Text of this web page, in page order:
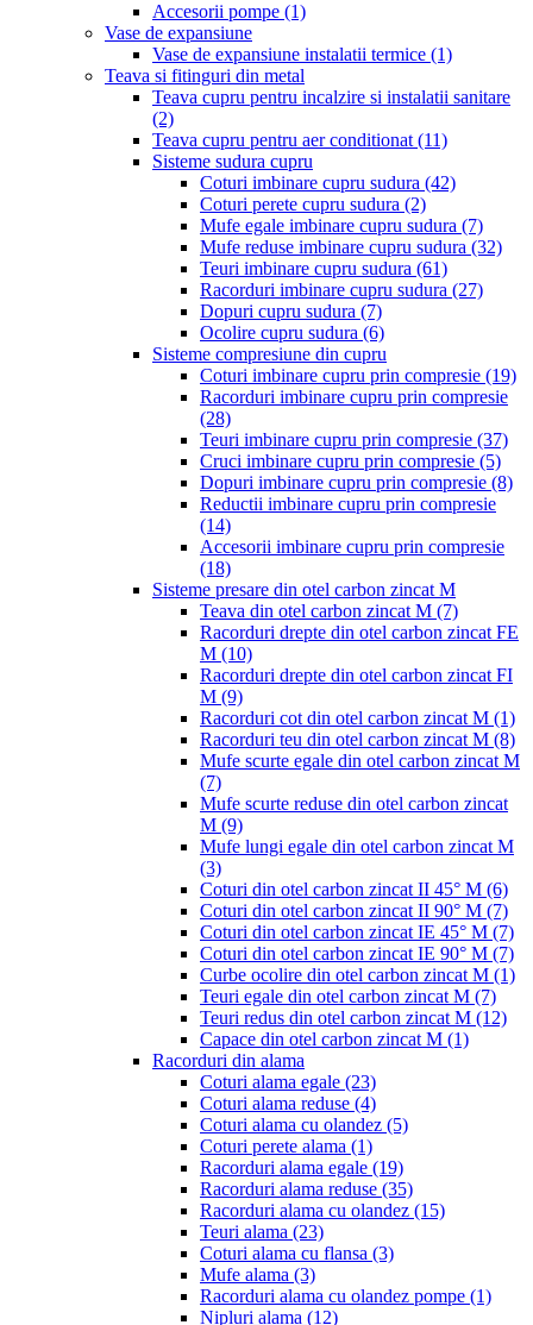
Accesorii pompe (1)
Vase de expansiune
Vase de expansiune instalatii termice (1)
Teava si fitinguri din metal
Teava cupru pentru incalzire si instalatii sanitare
(2)
Teava cupru pentru aer conditionat (11)
Sisteme sudura cupru
Coturi imbinare cupru sudura (42)
Coturi perete cupru sudura (2)
Mufe egale imbinare cupru sudura (7)
Mufe reduse imbinare cupru sudura (32)
Teuri imbinare cupru sudura (61)
Racorduri imbinare cupru sudura (27)
Dopuri cupru sudura (7)
Ocolire cupru sudura (6)
Sisteme compresiune din cupru
Coturi imbinare cupru prin compresie (19)
Racorduri imbinare cupru prin compresie
(28)
Teuri imbinare cupru prin compresie (37)
Cruci imbinare cupru prin compresie (5)
Dopuri imbinare cupru prin compresie (8)
Reductii imbinare cupru prin compresie
(14)
Accesorii imbinare cupru prin compresie
(18)
Sisteme presare din otel carbon zincat M
Teava din otel carbon zincat M (7)
Racorduri drepte din otel carbon zincat FE
M (10)
Racorduri drepte din otel carbon zincat FI
M (9)
Racorduri cot din otel carbon zincat M (1)
Racorduri teu din otel carbon zincat M (8)
Mufe scurte egale din otel carbon zincat M
(7)
Mufe scurte reduse din otel carbon zincat
M (9)
Mufe lungi egale din otel carbon zincat M
(3)
Coturi din otel carbon zincat II 45° M (6)
Coturi din otel carbon zincat II 90° M (7)
Coturi din otel carbon zincat IE 45° M (7)
Coturi din otel carbon zincat IE 90° M (7)
Curbe ocolire din otel carbon zincat M (1)
Teuri egale din otel carbon zincat M (7)
Teuri redus din otel carbon zincat M (12)
Capace din otel carbon zincat M (1)
Racorduri din alama
Coturi alama egale (23)
Coturi alama reduse (4)
Coturi alama cu olandez (5)
Coturi perete alama (1)
Racorduri alama egale (19)
Racorduri alama reduse (35)
Racorduri alama cu olandez (15)
Teuri alama (23)
Coturi alama cu flansa (3)
Mufe alama (3)
Racorduri alama cu olandez pompe (1)
Nipluri alama (12)